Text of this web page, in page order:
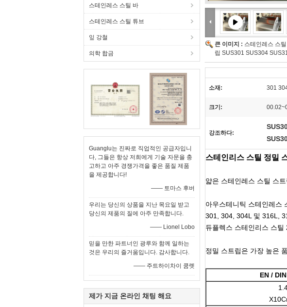
스테인레스 스틸 바
스테인레스 스틸 튜브
잎 강철
의학 합금
Guanglu는 진짜로 직업적인 공급자입니
다, 그들은 항상 저희에게 기술 자문을 충
고하고 아주 경쟁가격을 좋은 품질 제품
을 제공합니다!
—— 토마스 후버
우리는 당신의 상품을 지난 목요일 받고
당신의 제품의 질에 아주 만족합니다.
—— Lionel Lobo
믿을 만한 파트너인 광루와 함께 일하는
것은 우리의 즐거움입니다. 감사합니다.
—— 주트하이차이 쿰렛
제가 지금 온라인 채팅 해요
큰 이미지 : 스테인레스 스
립 SUS301 SUS304
소재: 301
크기:
강조하다:
스테인리스 스틸 정밀
얇은 스테인레스 스틸 스
아우스테니틱 스테인레스
301, 304, 304L 및 316L,
듀플렉스 스테인리스 스틸
정밀 스트립은 가장 높은
EN /